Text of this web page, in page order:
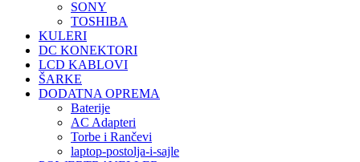
SONY
TOSHIBA
KULERI
DC KONEKTORI
LCD KABLOVI
ŠARKE
DODATNA OPREMA
Baterije
AC Adapteri
Torbe i Rančevi
laptop-postolja-i-sajle